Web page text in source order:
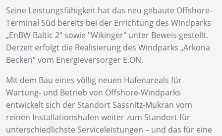
Seine Leistungsfähigkeit hat das neu gebaute Offshore-
Terminal Süd bereits bei der Errichtung des Windparks
„EnBW Baltic 2“ sowie "Wikinger" unter Beweis gestellt.
Derzeit erfolgt die Realisierung des Windparks „Arkona
Becken“ vom Energieversorger E.ON.
Mit dem Bau eines völlig neuen Hafenareals für
Wartung- und Betrieb von Offshore-Windparks
entwickelt sich der Standort Sassnitz-Mukran vom
reinen Installationshafen weiter zum Standort für
unterschiedlichste Serviceleistungen – und das für eine